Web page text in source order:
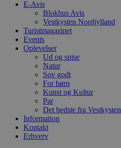
E-Avis
Blokhus Avis
Vestkysten Nordjylland
Turistmagasinet
Events
Oplevelser
Ud og spise
Natur
Sov godt
For børn
Kunst og Kultur
Par
Det bedste fra Vestkysten
Information
Kontakt
Erhverv